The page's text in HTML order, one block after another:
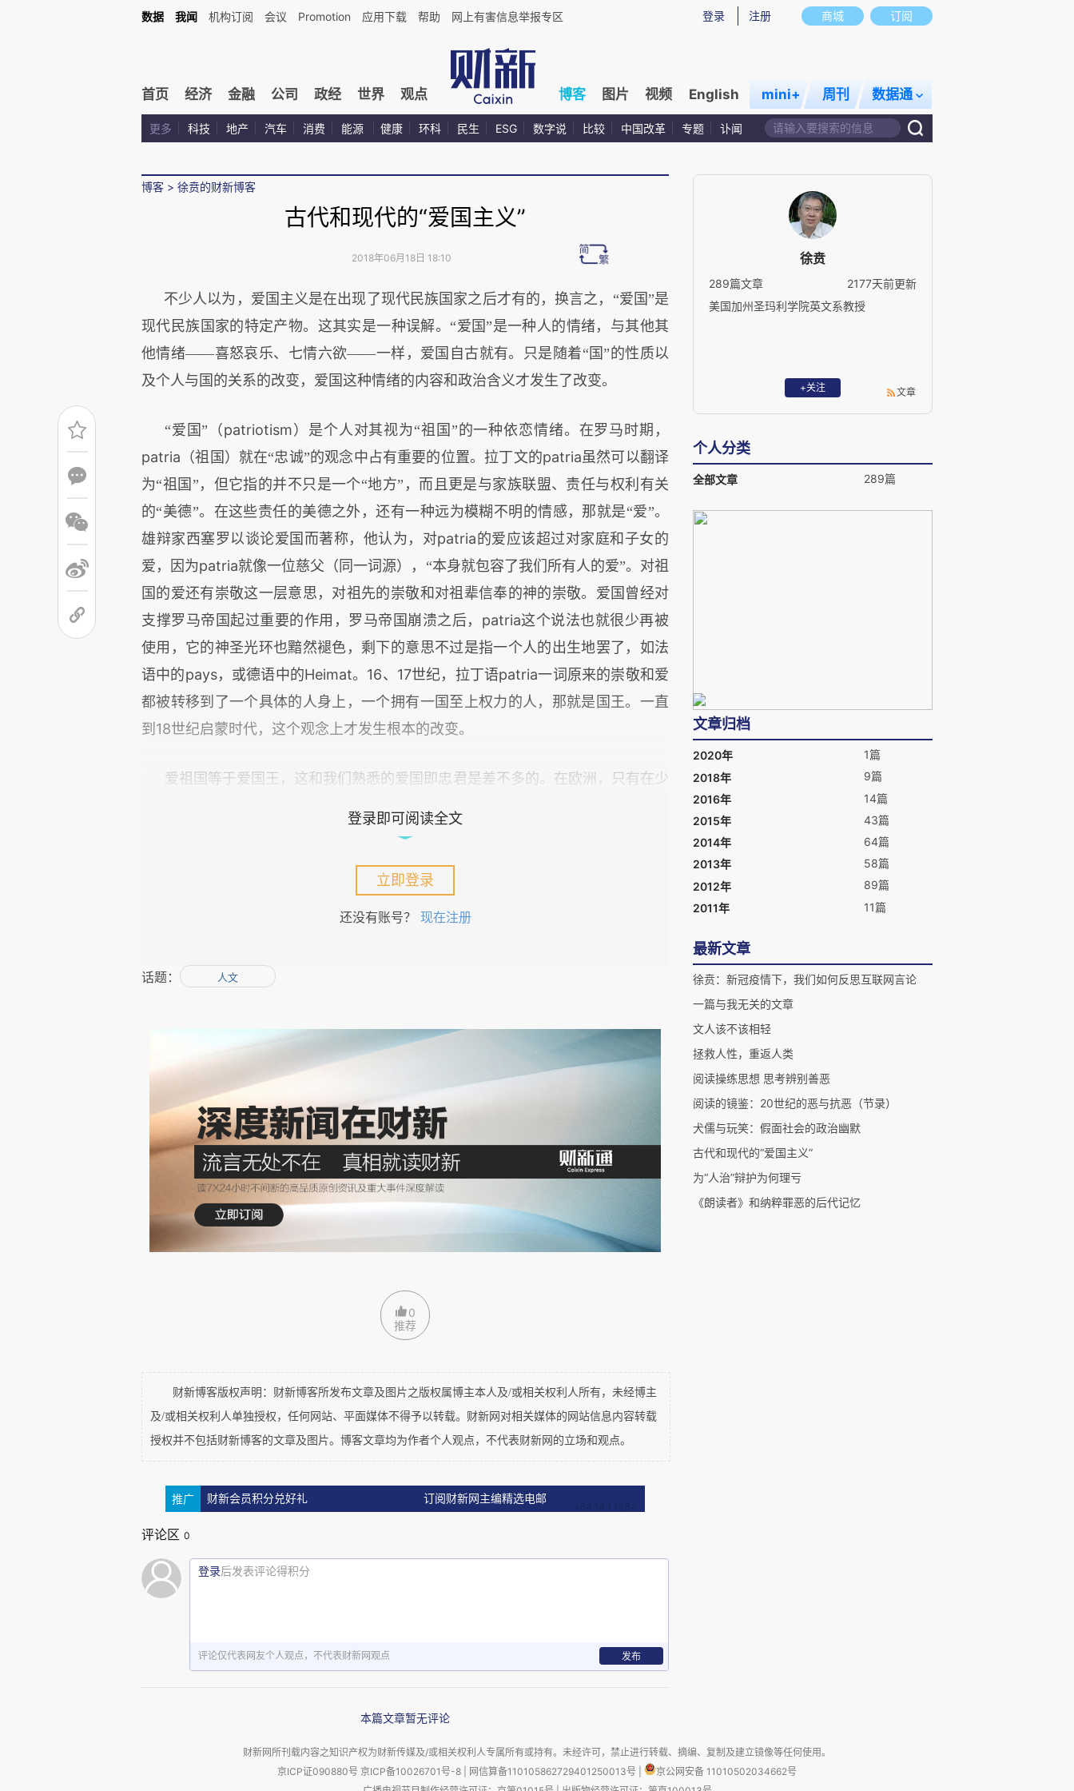
商城 订阅
登录 注册
数据 我闻 机构订阅 会议 Promotion 应用下载 帮助 网上有害信息举报专区
首页 经济 金融 公司 政经 世界 观点 博客 图片 视频 English mini+ 周刊 数据通
更多 科技 地产 汽车 消费 能源 健康 环科 民生 ESG 数字说 比较 中国改革 专题 讣闻
博客 > 徐贲的财新博客
古代和现代的“爱国主义”
2018年06月18日 18:10
不少人以为，爱国主义是在出现了现代民族国家之后才有的，换言之，“爱国”是
现代民族国家的特定产物。这其实是一种误解。“爱国”是一种人的情绪，与其他其
他情绪——喜怒哀乐、七情六欲——一样，爱国自古就有。只是随着“国”的性质以
及个人与国的关系的改变，爱国这种情绪的内容和政治含义才发生了改变。
“爱国”（ patriotism ）是个人对其视为“祖国”的一种依恋情绪。在罗马时期，
patria （祖国）就在“忠诚”的观念中占有重要的位置。拉丁文的patria虽然可以翻译
为“祖国”，但它指的并不只是一个“地方”，而且更是与家族联盟、责任与权利有关
的“美德”。在这些责任的美德之外，还有一种远为模糊不明的情感，那就是“爱”。
雄辩家西塞罗以谈论爱国而著称，他认为，对patria 的爱应该超过对家庭和子女的
爱，因为patria就像一位慈父（同一词源），“本身就包容了我们所有人的爱”。对祖
国的爱还有崇敬这一层意思，对祖先的崇敬和对祖辈信奉的神的崇敬。爱国曾经对
支撑罗马帝国起过重要的作用，罗马帝国崩溃之后， patria这个说法也就很少再被
使用，它的神圣光环也黯然褪色，剩下的意思不过是指一个人的出生地罢了，如法
语中的pays，或德语中的Heimat。 16、 17世纪，拉丁语patria一词原来的崇敬和爱
都被转移到了一个具体的人身上，一个拥有一国至上权力的人，那就是国王。一直
到 18世纪启蒙时代，这个观念上才发生根本的改变。
爱祖国等于爱国王，这和我们熟悉的爱国即忠君是差不多的。在欧洲，只有在少
从人世间转移到了天国王朝和圣城耶路撒冷，
是在天国，这种依赖和需要本来与善和德并无关联，但却能从善和德获得必要性和
到了启蒙时代，法语的
家那里，它们包含两种非常不同的君主与臣民的关系，虽然都要求“爱”，但却是两
逆不道，说是爱“国”，但那个“国”其实只是君主的投影。因此，爱国就是爱君。君
王如父，臣民如子，父慈子爱，父命自从，这不仅仅是方便的类比，而且还与古代
罗马的家庭法有关，罗马的父亲有权决定子女的生死，与君王对臣民有生杀予夺大
权是一样的。
patrie（祖国）语境中的“爱国”就完全不同了，启蒙时期著名学者德若古
(Louis de Jaucourt)在1765年为《百科全书》所写的patrie
词条里强调“专制缳轭下
不可能有祖国”，“祖国”只有在公民将国家利益放置于个人利益的民主国家里才有可
道，“法国人对国王的热爱变成了一种对国家的背叛”。国王与国家越来越对立起
但是，推翻国王的革命并不一定给国人带来自由，而当革命暴政成为国民自由的
威胁时，“祖国”也同样意味着反对革命暴政。将祖国与自由，而不是国家的某种权
威或政治制度联系起来，是启蒙时期的一个新观念，至于这个观念是否成为一个具
古指出，“哲学家们知道，patrie 这个字来自拉丁的pater，指的是父亲与子女（不只
是“父”），因此它表示的是我们对家庭、社会和一个自由国家的深情，它们的法保
的自由和福祉受到保护，这才由衷感戴和热爱。
它的责任，是因为他是其中的一分子。他是一个公民，不是臣民。德若古写道，“专
制之下是没有patrie的。我们对patrie的爱引向道德之善，而道德之善则也引向对
的爱”。他还特别指出，爱国不是一种任何人都有的“虚幻义务”，而是一种公
伟大的启蒙思想家孟德斯鸠指出，个人对patrie的爱之所以是一种“政治美德”，
登录即可阅读全文
立即登录
还没有账号？ 现在注册
话题： 人文
0
推荐
财新博客版权声明：财新博客所发布文章及图片之版权属博主本人及/或相关权利人所有，未经博主
及/或相关权利人单独授权，任何网站、平面媒体不得予以转载。财新网对相关媒体的网站信息内容转载
授权并不包括财新博客的文章及图片。博客文章均为作者个人观点，不代表财新网的立场和观点。
推广 财新会员积分兑好礼 订阅财新网主编精选电邮
评论区 0
登录后发表评论得积分
评论仅代表网友个人观点，不代表财新网观点 发布
本篇文章暂无评论
徐贲
289篇文章
2177天前更新
美国加州圣玛利学院英文系教授
+关注 文章
个人分类
全部文章 289篇
文章归档
2020年
1篇
2018年
9篇
2016年
14篇
2015年
43篇
2014年
64篇
2013年
58篇
2012年
89篇
2011年
11篇
最新文章
徐贲：新冠疫情下，我们如何反思互联网言论
一篇与我无关的文章
文人该不该相轻
拯救人性，重返人类
阅读操练思想 思考辨别善恶
阅读的镜鉴：20世纪的恶与抗恶（节录）
犬儒与玩笑：假面社会的政治幽默
古代和现代的“爱国主义”
为“人治”辩护为何理亏
《朗读者》和纳粹罪恶的后代记忆
财新网所刊载内容之知识产权为财新传媒及/或相关权利人专属所有或持有。未经许可，禁止进行转载、摘编、复制及建立镜像等任何使用。
京ICP证090880号 京ICP备10026701号-8 网信算备110105862729401250013号
京公网安备 11010502034662号